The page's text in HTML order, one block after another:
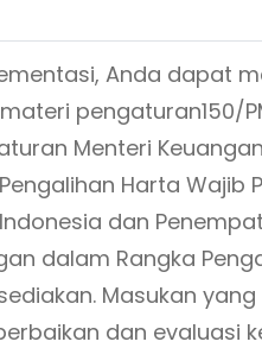
Anda dapat
pengaturan150/
Menteri
Harta Wajib
dan
dalam Rangka
Masukan
dan evaluasi